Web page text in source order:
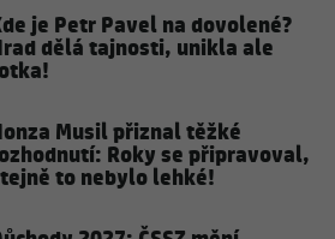
je Petr Pavel na dovolené?
dělá tajnosti, unikla ale
Musil přiznal těžké
Roky se připravoval,
to nebylo lehké!